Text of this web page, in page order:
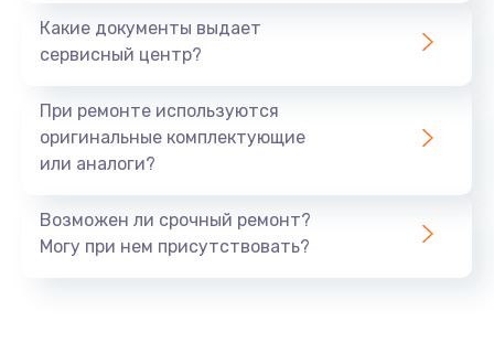
Заказать
от 1190 руб.
Замена платы GPS
от 690 руб.
Какие документы выдает
сервисный центр?
При ремонте используются
оригинальные комплектующие
или аналоги?
Возможен ли срочный ремонт?
Могу при нем присутствовать?